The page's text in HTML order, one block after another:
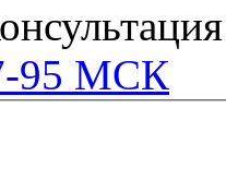
95 МСК